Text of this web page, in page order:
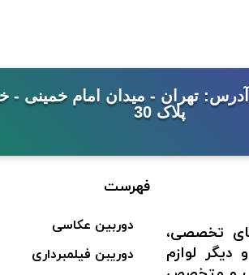
شماره تماس: 33992344-021 - 09127172462 آدرس: تهران -
پلاک 30
تخصصی،
دیگر لوازم
فهرست
دوربین عکاسی
دوریبن فیلمبرداری